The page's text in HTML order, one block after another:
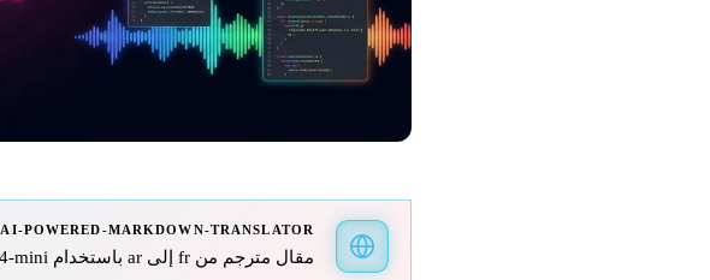
AI-POWERED-MARKDOWN-TRANSLATOR
مقال مترجم من fr إلى ar باستخدام gpt-5.4-mini.